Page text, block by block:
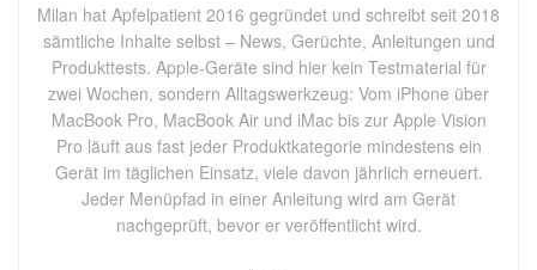
Milan hat Apfelpatient 2016 gegründet und schreibt seit 2018
sämtliche Inhalte selbst – News, Gerüchte, Anleitungen und
Produkttests. Apple-Geräte sind hier kein Testmaterial für
zwei Wochen, sondern Alltagswerkzeug: Vom iPhone über
MacBook Pro, MacBook Air und iMac bis zur Apple Vision
Pro läuft aus fast jeder Produktkategorie mindestens ein
Gerät im täglichen Einsatz, viele davon jährlich erneuert.
Jeder Menüpfad in einer Anleitung wird am Gerät
nachgeprüft, bevor er veröffentlicht wird.